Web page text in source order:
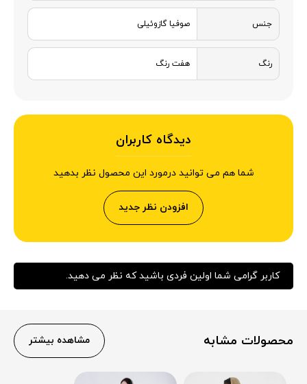
جنس صوفیا گازوئیلی
رنگ هفت رنگ
دیدگاه کاربران
شما هم می توانید درمورد این محصول نظر بدهید
افزودن نظر جدید
کاربر گرامی شما اولین فردی باشید که نظر می دهید.
محصولات مشابه مشاهده بیشتر